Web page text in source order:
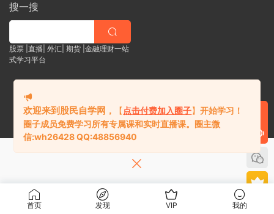
搜一搜
股票 |直播| 外汇| 期货 |金融理财一站
式学习平台
纯知识学习与资源共享，不荐股、不承诺收益，投资风险自负。
QQ:48856940
首页 发现 VIP 我的
欢迎来到股民自学网 ， 【 点击付费加入圈子】开始学习！
圈子成员免费学习所有专属课和实时直播课。 圈主微
信:wh26428 QQ:48856940